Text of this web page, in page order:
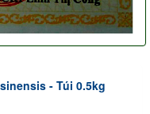
- Túi 0.5kg